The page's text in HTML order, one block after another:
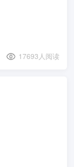
17693人阅读